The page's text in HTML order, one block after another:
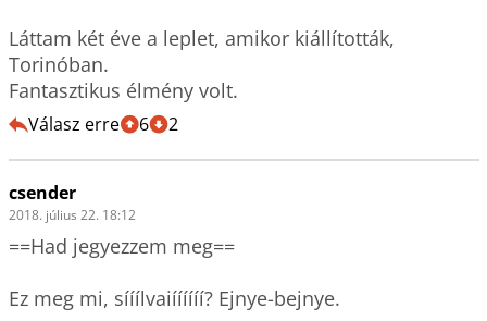
Láttam két éve a leplet, amikor kiállították,
Torinóban.
Fantasztikus élmény volt.
Válasz erre 6 2
csender
2018. július 22. 18:12
==Had jegyezzem meg==
Ez meg mi, sííílvaiíííííí? Ejnye-bejnye.